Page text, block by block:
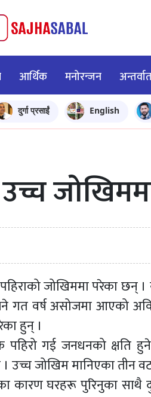
आर्थिक मनोरन्जन
दुर्गा प्रसाईं English
उच्च
पहिराको जोखिममा परेका छन्
गत वर्ष असोजमा आएको
हुन् ।
गई जनधनको क्षति
उच्च जोखिम मानिएका तीन
कारण घरहरू पुरिनुका साथै